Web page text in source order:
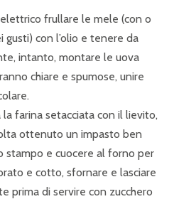
frullare le mele (con o
gusti) con l’olio e tenere da
intanto, montare le uova
chiare e spumose, unire
farina setacciata con il lievito,
ottenuto un impasto ben
stampo e cuocere al forno per
e cotto, sfornare e lasciare
prima di servire con zucchero